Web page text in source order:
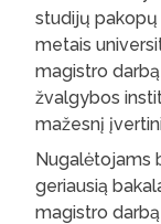
studijų pakopų
metais
magistro
žvalgybos
mažesnį
Nugalėtojams
geriausią
magistro